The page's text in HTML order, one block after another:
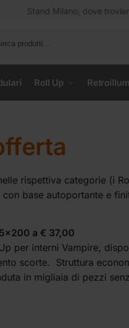
Stand Milano, dove
Roll Up
rispettiva categorie (i
base autoportante e
a € 37,00
per interni Vampire,
scorte. Struttura
in migliaia di pezzi